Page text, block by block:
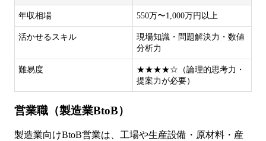
年収相場 550万〜1,000万円以上
活かせるスキル
現場知識・問題解決力・数値
分析力
難易度
★★★★☆（論理的思考力・
提案力が必要）
営業職（製造業BtoB）
製造業向けBtoB営業は、工場や生産設備・原材料・産